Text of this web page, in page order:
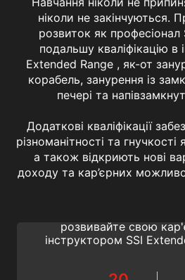
ніколи не закінчуються.
розвиток як
подальшу кваліфікацію в
Extended Range , як-от
корабель, занурення із
печері та
Додаткові кваліфікації
різноманітності та
а також відкриють нові
доходу та кар’єрних
розвивайте свою
інструктором SSI